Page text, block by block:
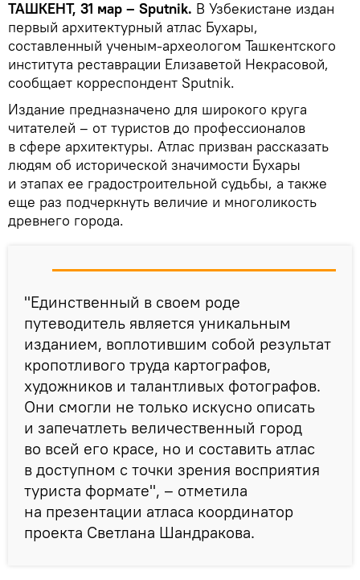
ТАШКЕНТ, 31 мар – Sputnik. В Узбекистане издан
первый архитектурный атлас Бухары,
составленный ученым-археологом Ташкентского
института реставрации Елизаветой Некрасовой,
сообщает корреспондент Sputnik.
Издание предназначено для широкого круга
читателей – от туристов до профессионалов
в сфере архитектуры. Атлас призван рассказать
людям об исторической значимости Бухары
и этапах ее градостроительной судьбы, а также
еще раз подчеркнуть величие и многоликость
древнего города.
"Единственный в своем роде
путеводитель является уникальным
изданием, воплотившим собой результат
кропотливого труда картографов,
художников и талантливых фотографов.
Они смогли не только искусно описать
и запечатлеть величественный город
во всей его красе, но и составить атлас
в доступном с точки зрения восприятия
туриста формате", – отметила
на презентации атласа координатор
проекта Светлана Шандракова.